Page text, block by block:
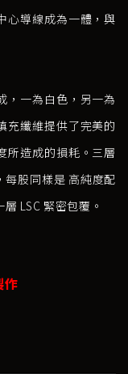
心導線成為一體，與
，一為白色，另一為
充纖維提供了完美的
所造成的損耗。三層
每股同樣是 高純度配
LSC 緊密包覆。
作